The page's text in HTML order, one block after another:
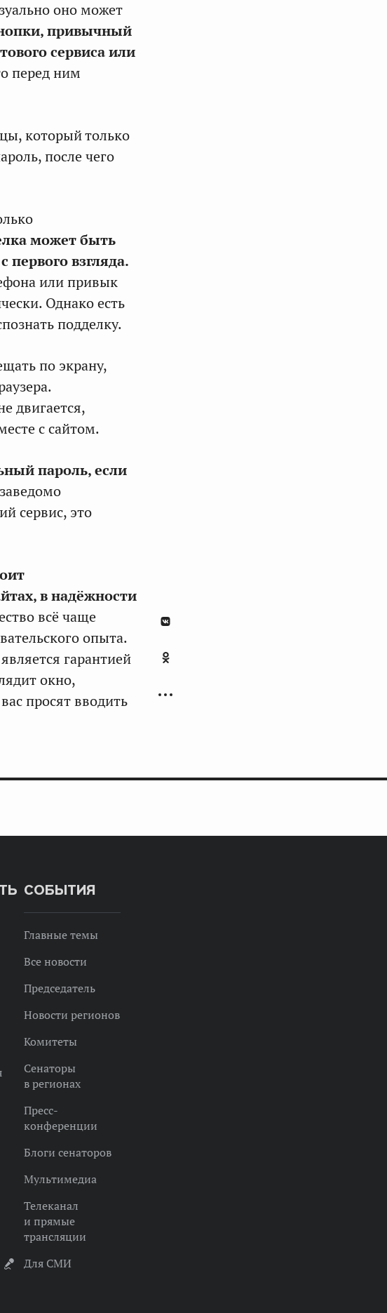
оно может
привычный
сервиса или
перед ним
который только
после чего
может быть
первого взгляда.
или привык
Однако есть
подделку.
по экрану,
двигается,
с сайтом.
пароль, если
сервис, это
в надёжности
всё чаще
опыта.
гарантией
окно,
просят вводить
СОБЫТИЯ
Главные темы
Все новости
Председатель
Новости регионов
Комитеты
Сенаторы
в регионах
Пресс-
конференции
Блоги сенаторов
Мультимедиа
Телеканал
и прямые
трансляции
Для СМИ